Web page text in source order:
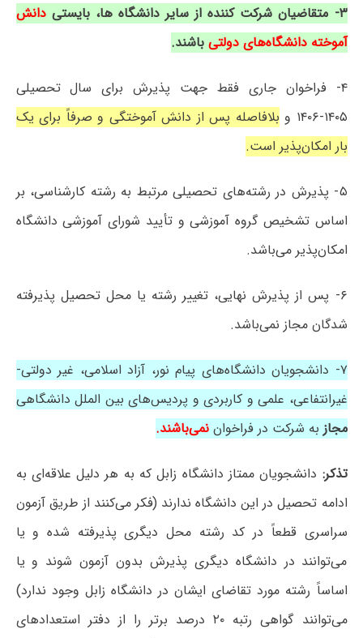
۳- متقاضیان شرکت کننده از سایر دانشگاه ها، بایستی
دانش
آموخته دانشگاه‌های دولتی باشند.
۴- فراخوان جاری فقط جهت پذیرش برای سال تحصیلی
۱۴۰۵-۱۴۰۶ و
بلافاصله پس از دانش آموختگی و صرفاً برای یک
بار امکان‌پذیر است.
۵- پذیرش در رشته‌های تحصیلی مرتبط به رشته کارشناسی، بر
اساس تشخیص گروه آموزشی و تأیید شورای آموزشی دانشگاه
امکان‌پذیر می‌باشد.
۶- پس از پذیرش نهایی، تغییر رشته یا محل تحصیل پذیرفته
شدگان مجاز نمی‌باشد.
۷- دانشجویان دانشگاه‌های پیام نور، آزاد اسلامی، غیر دولتی-
غیرانتفاعی، علمی و کاربردی و پردیس‌های بین الملل دانشگاهی
مجازبه شرکت در فراخواننمی‌باشند.
تذکر: دانشجویان ممتاز دانشگاه زابل که به هر دلیل علاقه‌ای به
ادامه تحصیل در این دانشگاه ندارند (فکر می‌کنند از طریق آزمون
سراسری قطعاً در کد رشته محل دیگری پذیرفته شده و یا
می‌توانند در دانشگاه دیگری پذیرش بدون آزمون شوند و یا
اساساً رشته مورد تقاضای ایشان در دانشگاه زابل وجود ندارد)
می‌توانند گواهی رتبه ۲۰ درصد برتر را از دفتر استعدادهای